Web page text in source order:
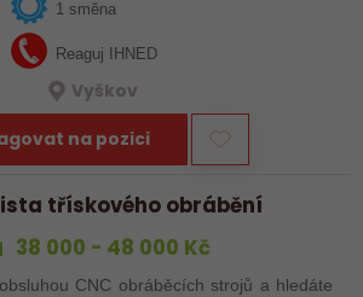
1 směna
Reaguj IHNED
Vyškov
na pozici
třískového obrábění
38 000 - 48 000 Kč
CNC obráběcích strojů a hledáte